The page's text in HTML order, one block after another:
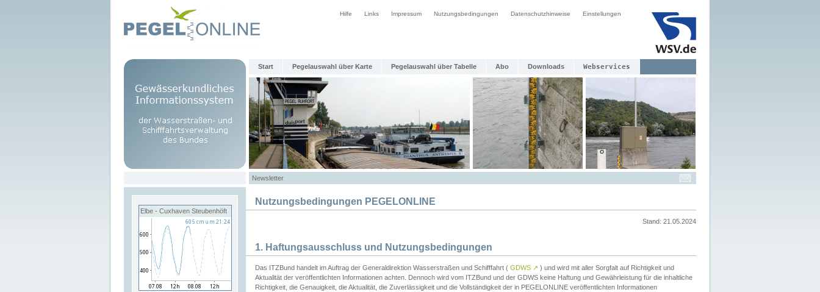
Hilfe Links Impressum Nutzungsbedingungen Datenschutzhinweise Einstellungen
Start Pegelauswahl über Karte Pegelauswahl über Tabelle Abo Downloads Webservices
Newsletter
Elbe - Cuxhaven Steubenhöft
Nutzungsbedingungen PEGELONLINE
Stand: 21.05.2024
1. Haftungsausschluss und Nutzungsbedingungen
Das ITZBund handelt im Auftrag der Generaldirektion Wasserstraßen und Schifffahrt ( GDWS ↗ ) und wird mit aller Sorgfalt auf Richtigkeit und
Aktualität der veröffentlichten Informationen achten. Dennoch wird vom ITZBund und der GDWS keine Haftung und Gewährleistung für die inhaltliche
Richtigkeit, die Genauigkeit, die Aktualität, die Zuverlässigkeit und die Vollständigkeit der in PEGELONLINE veröffentlichten Informationen